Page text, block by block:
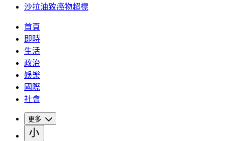
沙拉油致癌物超標
首頁
即時
生活
政治
娛樂
國際
社會
更多